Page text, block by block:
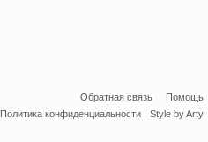
Обратная связь
Помощь
Политика конфиденциальности
Style by Arty